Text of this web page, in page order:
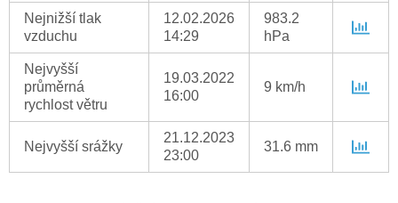
Nejnižší tlak
vzduchu
12.02.2026
14:29
983.2
hPa
Nejvyšší
průměrná
rychlost větru
19.03.2022
16:00
9 km/h
Nejvyšší srážky
21.12.2023
23:00
31.6 mm